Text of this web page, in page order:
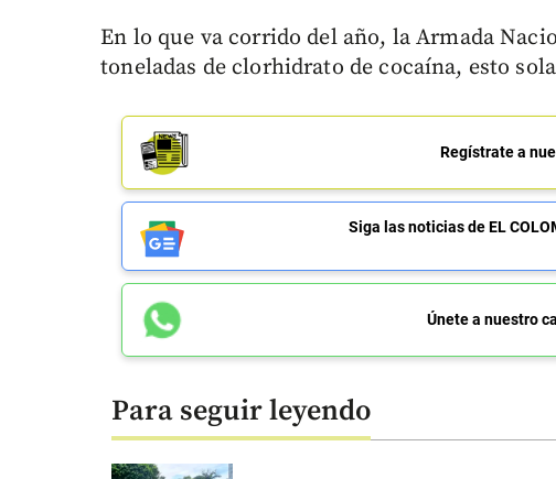
En lo que va corrido del año, la Armada
toneladas de clorhidrato de cocaína, esto
Regístrate a
Siga las noticias de EL
Únete a nuestro
Para seguir leyendo